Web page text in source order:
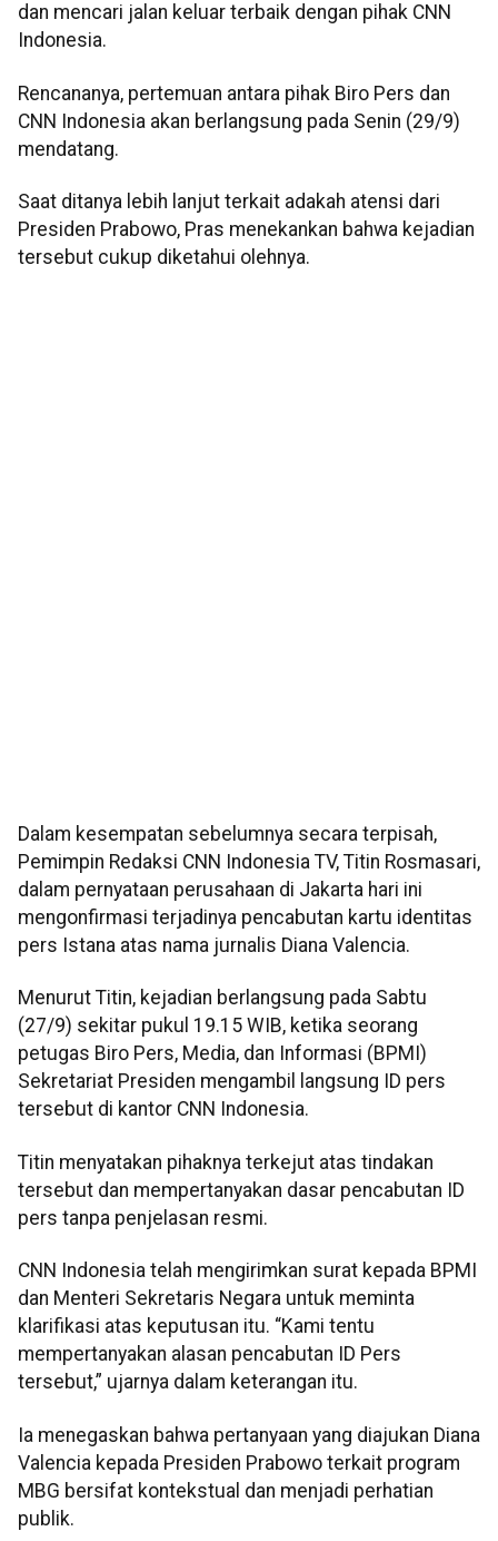
dan mencari jalan keluar terbaik dengan pihak CNN
Indonesia.
Rencananya, pertemuan antara pihak Biro Pers dan
CNN Indonesia akan berlangsung pada Senin (29/9)
mendatang.
Saat ditanya lebih lanjut terkait adakah atensi dari
Presiden Prabowo, Pras menekankan bahwa kejadian
tersebut cukup diketahui olehnya.
Dalam kesempatan sebelumnya secara terpisah,
Pemimpin Redaksi CNN Indonesia TV, Titin Rosmasari,
dalam pernyataan perusahaan di Jakarta hari ini
mengonfirmasi terjadinya pencabutan kartu identitas
pers Istana atas nama jurnalis Diana Valencia.
Menurut Titin, kejadian berlangsung pada Sabtu
(27/9) sekitar pukul 19.15 WIB, ketika seorang
petugas Biro Pers, Media, dan Informasi (BPMI)
Sekretariat Presiden mengambil langsung ID pers
tersebut di kantor CNN Indonesia.
Titin menyatakan pihaknya terkejut atas tindakan
tersebut dan mempertanyakan dasar pencabutan ID
pers tanpa penjelasan resmi.
CNN Indonesia telah mengirimkan surat kepada BPMI
dan Menteri Sekretaris Negara untuk meminta
klarifikasi atas keputusan itu. “Kami tentu
mempertanyakan alasan pencabutan ID Pers
tersebut,” ujarnya dalam keterangan itu.
Ia menegaskan bahwa pertanyaan yang diajukan Diana
Valencia kepada Presiden Prabowo terkait program
MBG bersifat kontekstual dan menjadi perhatian
publik.